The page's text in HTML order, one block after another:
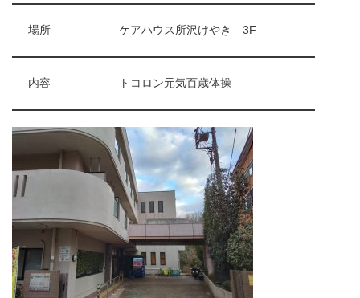
場所 ケアハウス所沢けやき 3F
内容 トコロン元気百歳体操